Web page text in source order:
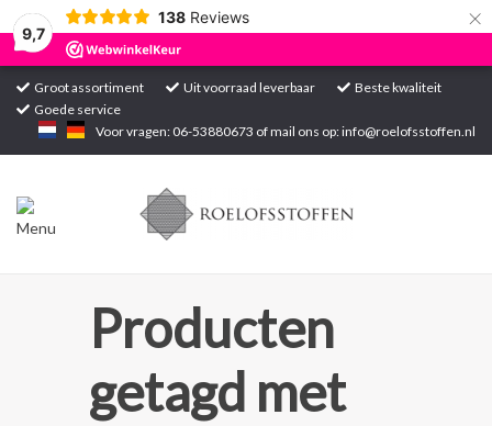
9,7
138 Reviews ×
Groot assortiment Uit voorraad leverbaar
Beste kwaliteit
Goede service
Voor vragen: 06-53880673 of mail ons op:info@roelofsstoffen.nl
Home
Producten
getagd met